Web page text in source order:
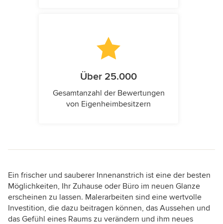
Über 25.000
Gesamtanzahl der Bewertungen
von Eigenheimbesitzern
Ein frischer und sauberer Innenanstrich ist eine der besten
Möglichkeiten, Ihr Zuhause oder Büro im neuen Glanze
erscheinen zu lassen. Malerarbeiten sind eine wertvolle
Investition, die dazu beitragen können, das Aussehen und
das Gefühl eines Raums zu verändern und ihm neues